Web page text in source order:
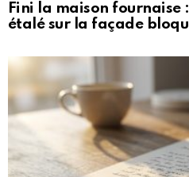
Fini la maison
étalé sur la façade